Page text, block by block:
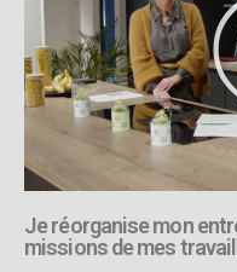
Je réorganise mon
missions de mes